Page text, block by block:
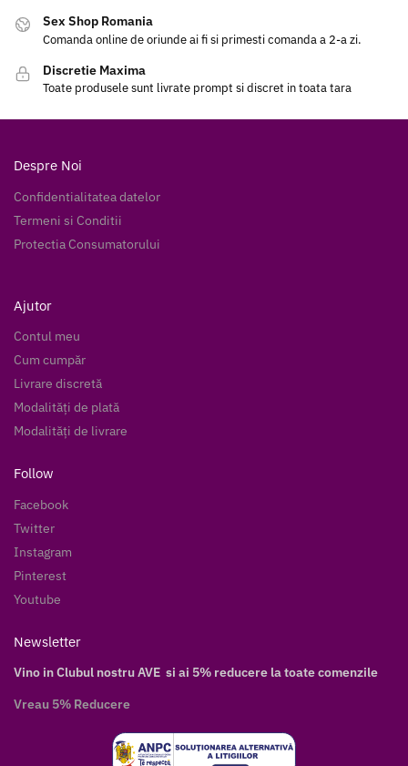
Sex Shop Romania
Comanda online de oriunde ai fi si primesti comanda a 2-a zi.
Discretie Maxima
Toate produsele sunt livrate prompt si discret in toata tara
Despre Noi
Confidentialitatea datelor
Termeni si Conditii
Protectia Consumatorului
Ajutor
Contul meu
Cum cumpăr
Livrare discretă
Modalități de plată
Modalități de livrare
Follow
Facebook
Twitter
Instagram
Pinterest
Youtube
Newsletter
Vino in Clubul nostru AVE si ai 5% reducere la toate comenzile
Vreau 5% Reducere